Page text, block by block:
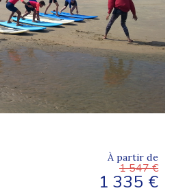
À partir de
1 547 €
1 335 €